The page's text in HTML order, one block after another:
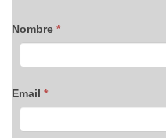
Nombre *
Email *